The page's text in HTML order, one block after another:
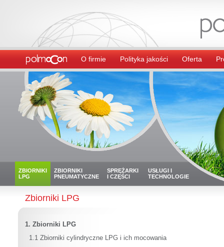
O firmie Polityka jakości Oferta
ZBIORNIKI
LPG
ZBIORNIKI
PNEUMATYCZNE
SPRĘŻARKI
I CZĘŚCI
USŁUGI I
TECHNOLOGIE
Zbiorniki LPG
1. Zbiorniki LPG
1.1 Zbiorniki cylindryczne LPG i ich mocowania